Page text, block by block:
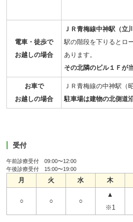
電車・徒歩で
お越しの場合
ＪＲ青梅線中神駅（立
駅の階段を下りるとロ
あります。
その北隣のビル１Ｆが
お車で
お越しの場合
ＪＲ青梅線の中神駅（
駐車場は建物の北側道
受付
午前診療受付 09:00〜12:00
午後診療受付 15:00〜19:00
月 火 水 木
○ ○ ○
▲
※1